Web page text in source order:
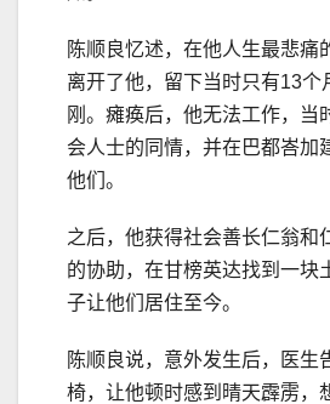
陈顺良忆述，在他人生最悲痛
离开了他，留下当时只有13个
刚。瘫痪后，他无法工作，当
会人士的同情，并在巴都峇加
他们。
之后，他获得社会善长仁翁和
的协助，在甘榜英达找到一块
子让他们居住至今。
陈顺良说，意外发生后，医生
椅，让他顿时感到晴天霹雳，